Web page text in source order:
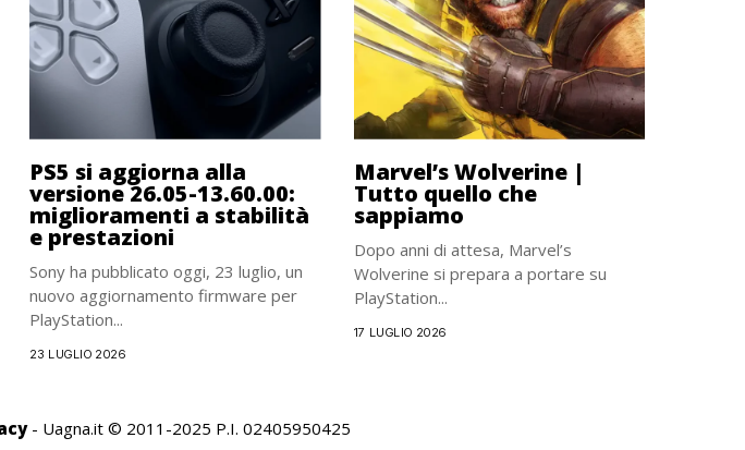
PS5 si aggiorna alla
versione 26.05-13.60.00:
miglioramenti a stabilità
e prestazioni
Sony ha pubblicato oggi, 23 luglio, un
nuovo aggiornamento firmware per
PlayStation...
23 LUGLIO 2026
Marvel’s Wolverine |
Tutto quello che
sappiamo
Dopo anni di attesa, Marvel’s
Wolverine si prepara a portare su
PlayStation...
17 LUGLIO 2026
- Uagna.it © 2011-2025 P.I. 02405950425